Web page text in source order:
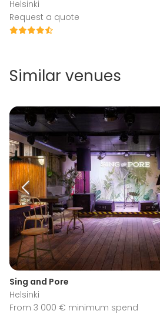
Helsinki
Request a quote
Similar venues
Sing and Pore
Helsinki
From 3 000 € minimum spend